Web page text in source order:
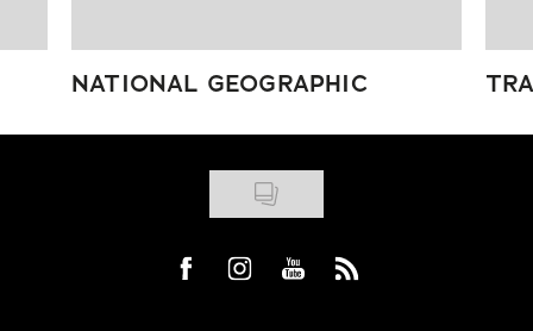
NATIONAL GEOGRAPHIC
Visit us on Facebook
Visit us on Instagram
Visit us on Youtube
Visit us on Rss